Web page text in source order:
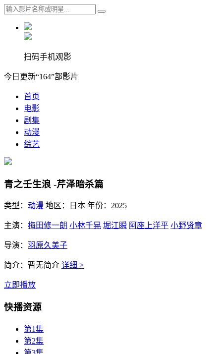
扫码手机观影
今日更新“164”部影片
首页
电影
剧集
动漫
综艺
青之壬生浪 -芹泽暗杀篇
类型： 动漫 地区： 日本 年份： 2025
主演： 梅田修一朗 小林千晃 堀江瞬 阿座上洋平 小野贤章
导演： 羽原久美子
简介： 暂无简介 详细 >
立即播放
快播资源
第1集
第2集